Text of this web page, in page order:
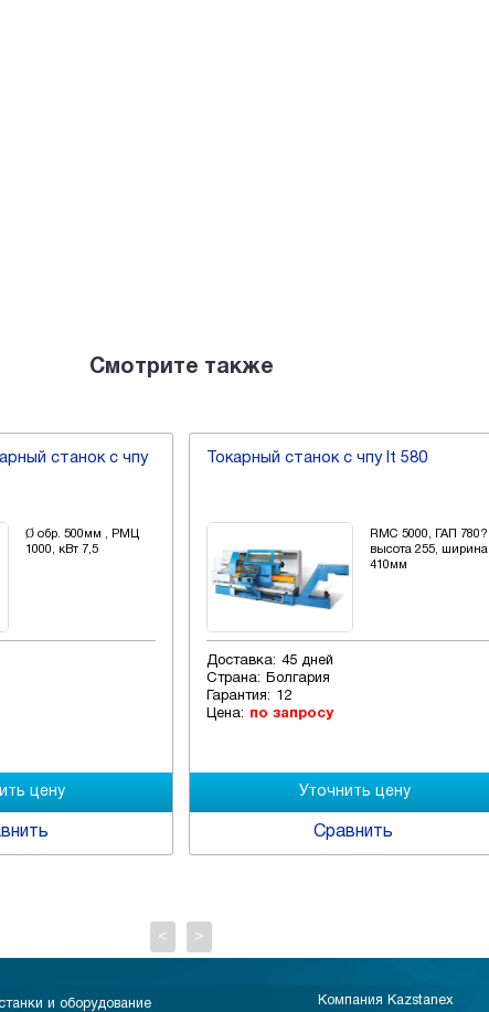
Смотрите также
станок с чпу
Ø обр. 500мм , РМЦ
1000, кВт 7,5
Токарный станок с чпу lt 580
RMC 5000, ГАП 780?
высота 255, ширина
410мм
Доставка: 45 дней
Страна:
Болгария
Гарантия: 12
Цена: по запросу
Сравнить
< >
и оборудование Компания Kazstanex